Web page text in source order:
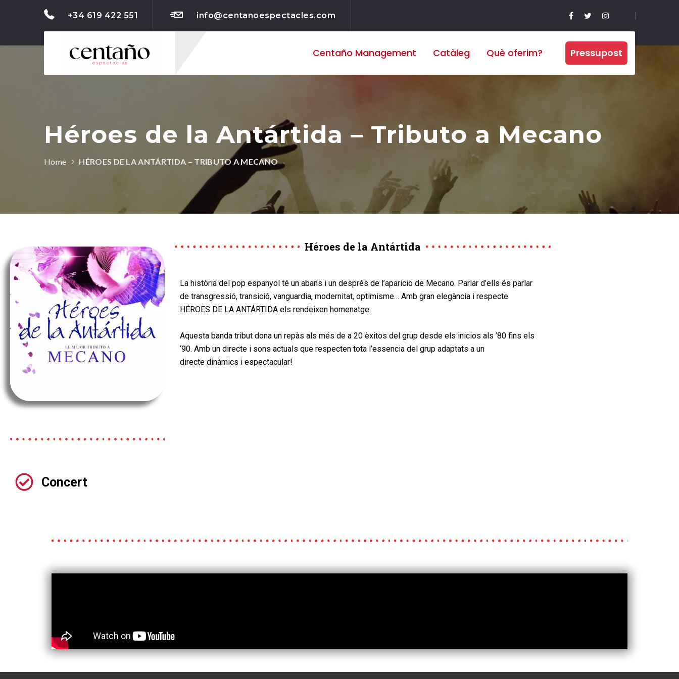
+34 619 422 551 info@centanoespectacles.com
Centaño Management Catàleg Què oferim? Pressupost
Héroes de la Antártida – Tributo a Mecano
Home HÉROES DE LA ANTÁRTIDA – TRIBUTO A MECANO
Concert
Héroes de la Antártida
La història del pop espanyol té un abans i un després de l’aparicio de Mecano. Parlar d’ells és parlar
de transgressió, transició, vanguardia, modernitat, optimisme… Amb gran elegància i respecte
HÉROES DE LA ANTÁRTIDA els rendeixen homenatge.
Aquesta banda tribut dona un repàs als més de a 20 èxitos del grup desde els inicios als ’80 fins els
‘90. Amb un directe i sons actuals que respecten tota l’essencia del grup adaptats a un
directe dinàmics i espectacular!